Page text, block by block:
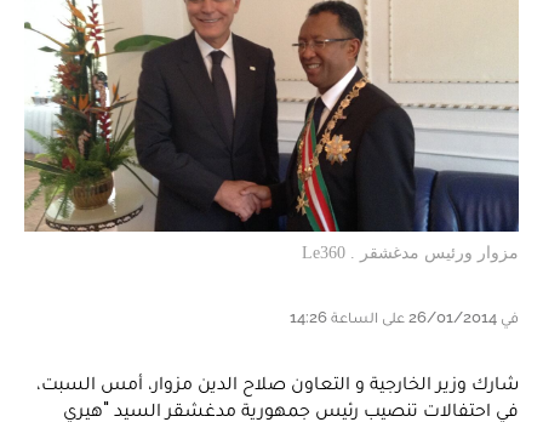
مزوار ورئيس مدغشقر . Le360
في 26/01/2014 على الساعة 14:26
شارك وزير الخارجية و التعاون صلاح الدين مزوار، أمس السبت،
في احتفالات تنصيب رئيس جمهورية مدغشقر السيد "هيري